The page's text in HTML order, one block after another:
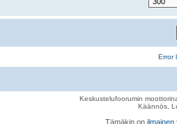
Error
Keskustelufoorumin
Käännös,
Tämäkin on ilmainen